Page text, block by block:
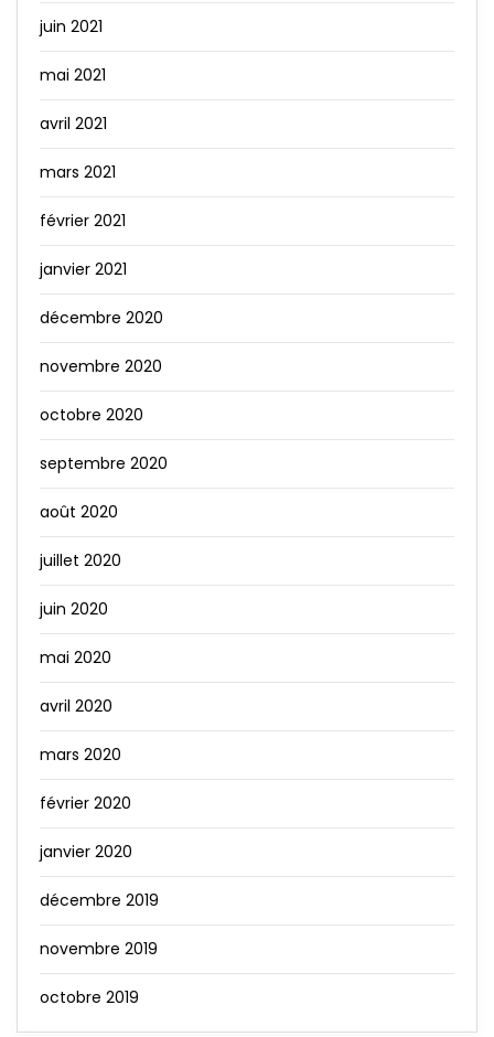
juin 2021
mai 2021
avril 2021
mars 2021
février 2021
janvier 2021
décembre 2020
novembre 2020
octobre 2020
septembre 2020
août 2020
juillet 2020
juin 2020
mai 2020
avril 2020
mars 2020
février 2020
janvier 2020
décembre 2019
novembre 2019
octobre 2019